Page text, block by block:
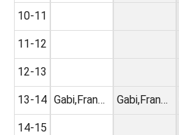
10-11
11-12
12-13
13-14
14-15
Gabi,Fran… Gabi,Fran…